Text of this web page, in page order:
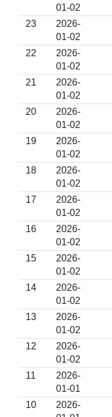
01-02
23
2026-
01-02
22
2026-
01-02
21
2026-
01-02
20
2026-
01-02
19
2026-
01-02
18
2026-
01-02
17
2026-
01-02
16
2026-
01-02
15
2026-
01-02
14
2026-
01-02
13
2026-
01-02
12
2026-
01-02
11
2026-
01-01
10
2026-